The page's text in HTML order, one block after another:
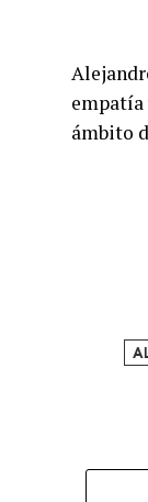
empatía
ámbito